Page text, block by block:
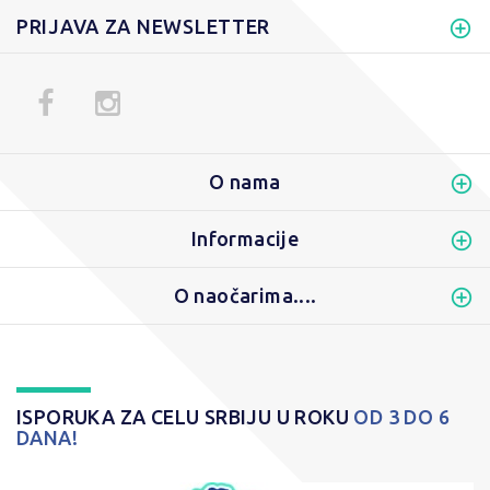
PRIJAVA ZA NEWSLETTER
O nama
Informacije
O naočarima....
ISPORUKA ZA CELU SRBIJU U ROKU OD 3 DO 6
DANA!